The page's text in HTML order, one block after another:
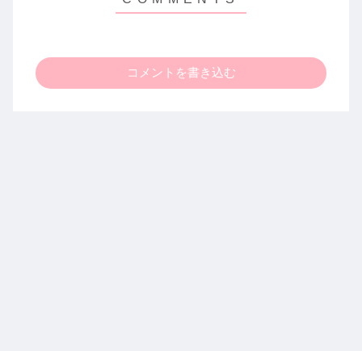
コメントを書き込む